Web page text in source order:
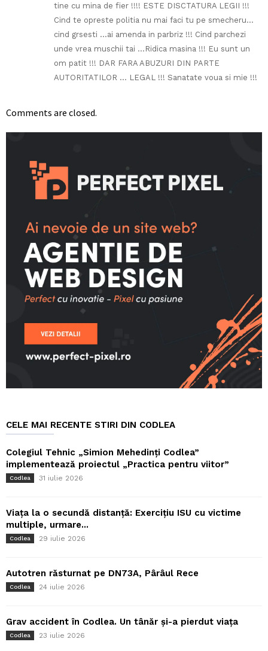
tine cu mina de fier !!!! ESTE DISCTATURA LEGII !!!
Cind te opreste politia nu mai faci tu pe smecheru…
cind grsesti …ai amenda in parbriz !!! Cind parchezi
unde vrea muschii tai …Ridica masina !!! Eu sunt un
om patit !!! DAR FARA ABUZURI DIN PARTE
AUTORITATILOR … LEGAL !!! Sanatate voua si mie !!!
Comments are closed.
CELE MAI RECENTE STIRI DIN CODLEA
Colegiul Tehnic „Simion Mehedinți Codlea”
implementează proiectul „Practica pentru viitor”
Codlea 31 iulie 2026
Viața la o secundă distanță: Exercițiu ISU cu victime
multiple, urmare...
Codlea 29 iulie 2026
Autotren răsturnat pe DN73A, Pârâul Rece
Codlea 24 iulie 2026
Grav accident în Codlea. Un tânăr și-a pierdut viața
Codlea 23 iulie 2026